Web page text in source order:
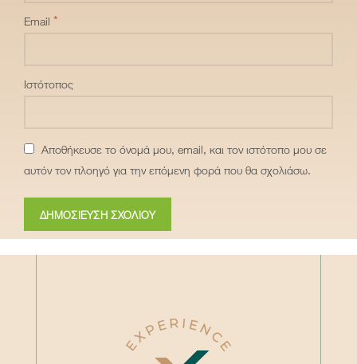
Email*
Ιστότοπος
Αποθήκευσε το όνομά μου, email, και τον ιστότοπο μου σε
αυτόν τον πλοηγό για την επόμενη φορά που θα σχολιάσω.